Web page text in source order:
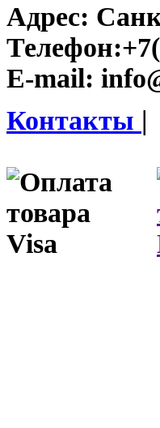
Адрес:
Телефон:
E-mail:
Контакты |